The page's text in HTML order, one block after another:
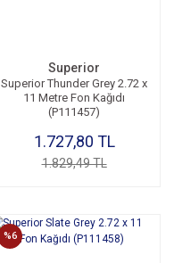
Superior
Superior Thunder Grey 2.72 x
11 Metre Fon Kağıdı
(P111457)
1.727,80 TL
1.829,49 TL
%6